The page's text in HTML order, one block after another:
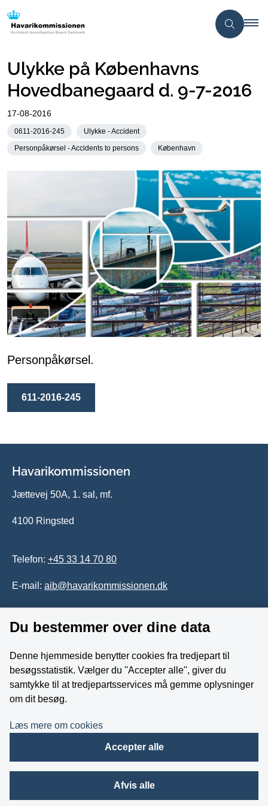
Ulykke på Københavns
Hovedbanegaard d. 9-7-2016
17-08-2016
0611-2016-245
Ulykke - Accident
Personpåkørsel - Accidents to persons
København
Personpåkørsel.
611-2016-245
Havarikommissionen
Jættevej 50A, 1. sal, mf.
4100 Ringsted
Telefon: +45 33 14 70 80
E-mail: aib@havarikommissionen.dk
Tilgængelighedserklæring
Whistleblowerordning
Følg os på YouTube
Du bestemmer over dine data
Denne hjemmeside benytter cookies fra tredjepart til
besøgsstatistik. Vælger du ''Accepter alle'', giver du
samtykke til at tredjepartsservices må gemme oplysninger
om dit besøg.
Læs mere om cookies
Accepter alle
Afvis alle